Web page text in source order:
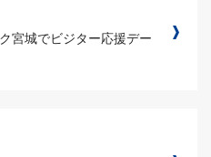
宮城でビジター応援デー